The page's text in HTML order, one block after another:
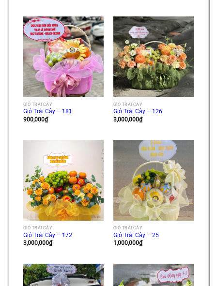
GIỎ TRÁI CÂY
Giỏ Trái Cây – 181
900,000₫
GIỎ TRÁI CÂY
Giỏ Trái Cây – 126
3,000,000₫
GIỎ TRÁI CÂY
Giỏ Trái Cây – 172
3,000,000₫
GIỎ TRÁI CÂY
Giỏ Trái Cây – 25
1,000,000₫